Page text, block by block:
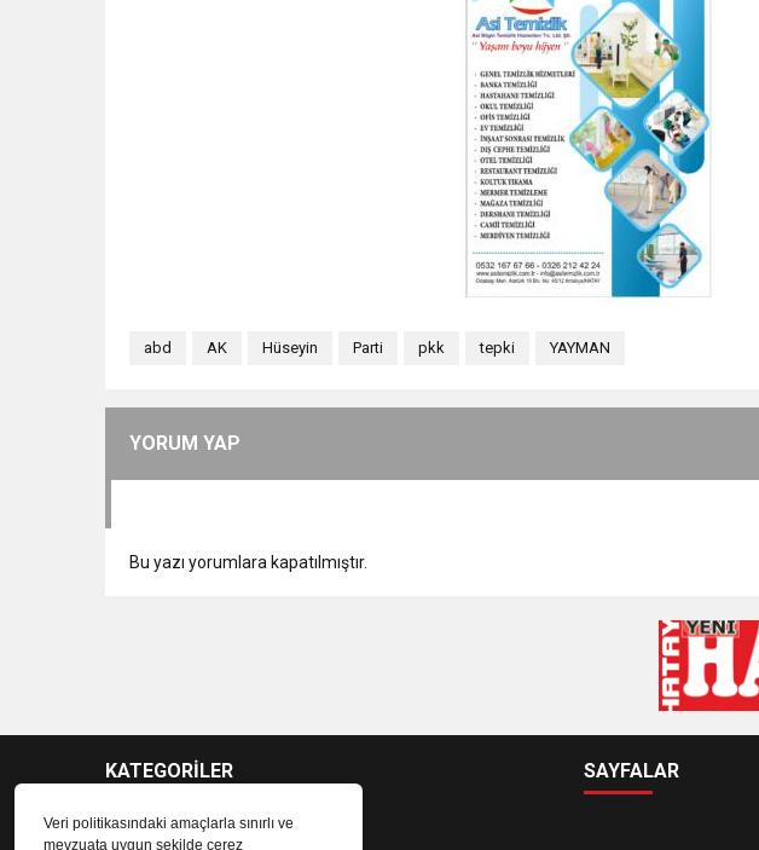
Veri politikasındaki amaçlarla sınırlı ve
mevzuata uygun şekilde çerez
abd AK Hüseyin Parti pkk tepki YAYMAN
YORUM YAP
Bu yazı yorumlara kapatılmıştır.
KATEGORİLER SAYFALAR